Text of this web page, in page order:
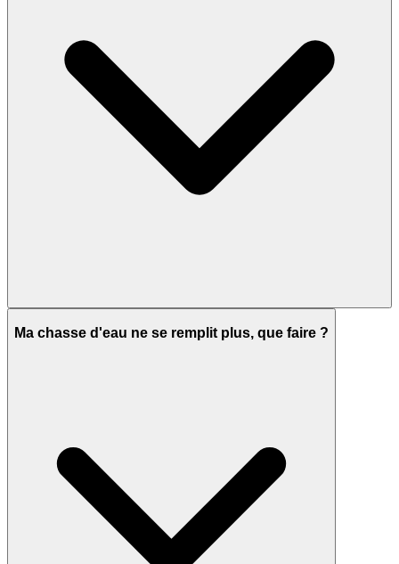
Ma chasse d'eau ne se remplit plus, que faire ?